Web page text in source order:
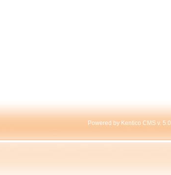
Powered by Kentico CMS v. 5.0